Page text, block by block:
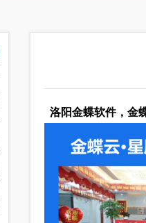
洛阳金蝶软件，金